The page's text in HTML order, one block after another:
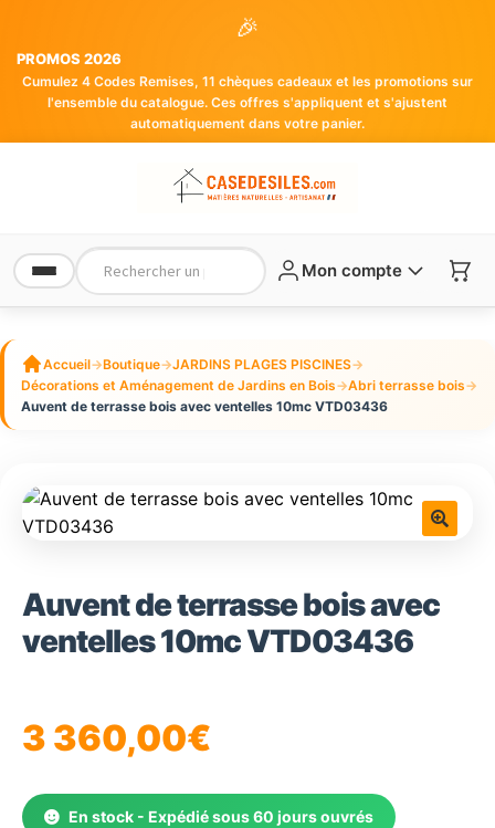
🎉
PROMOS 2026
Cumulez 4 Codes Remises, 11 chèques cadeaux et les promotions sur
l'ensemble du catalogue. Ces offres s'appliquent et s'ajustent
automatiquement dans votre panier.
Mon compte
Accueil→Boutique→JARDINS PLAGES PISCINES→
Décorations et Aménagement de Jardins en Bois→Abri terrasse bois→
Auvent de terrasse bois avec ventelles 10mc VTD03436
Auvent de terrasse bois avec
ventelles 10mc VTD03436
3 360,00€
En stock - Expédié sous 60 jours ouvrés